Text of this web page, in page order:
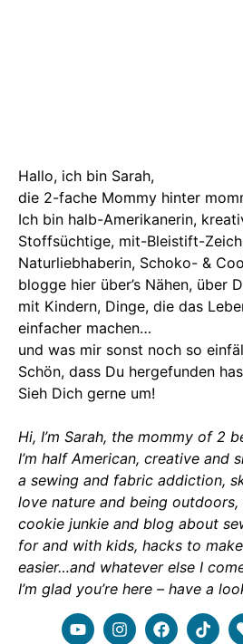
Hallo, ich bin Sarah,
die 2-fache Mommy hinter
Ich bin halb-Amerikanerin,
Stoffsüchtige, mit-Bleistift-
Naturliebhaberin, Schoko- &
blogge hier über’s Nähen, über
mit Kindern, Dinge, die das
einfacher machen…
und was mir sonst noch so
Schön, dass Du hergefunden
Sieh Dich gerne um!
Hi, I’m Sarah, the mommy of 2
I’m half American, creative and
a sewing and fabric addiction,
love nature and being
cookie junkie and blog about
for and with kids, hacks to
easier…and whatever else I
I’m glad you’re here – have a